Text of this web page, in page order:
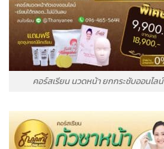
คอร์สเรียน นวดหน้า ยกกระชับออนไลน์